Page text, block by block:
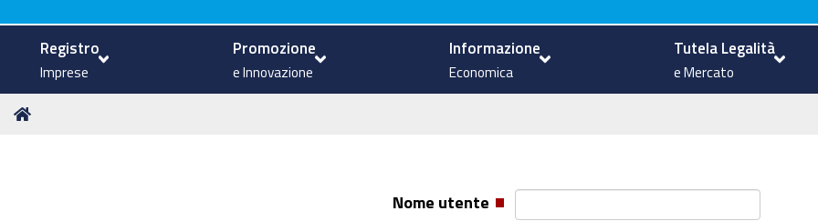
Registro
Imprese
Promozione
e Innovazione
Informazione
Economica
Tutela Legalità
e Mercato
Tu
Nome utente